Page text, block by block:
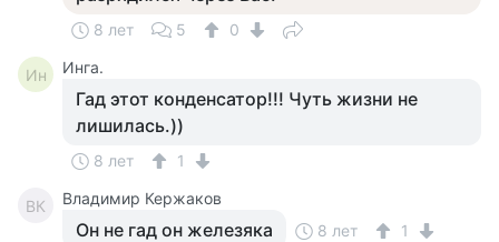
8 лет 5 0
Ин Инга.
Гад этот конденсатор!!! Чуть жизни не
лишилась.))
8 лет 1
ВК Владимир Кержаков
Он не гад он железяка 8 лет 1